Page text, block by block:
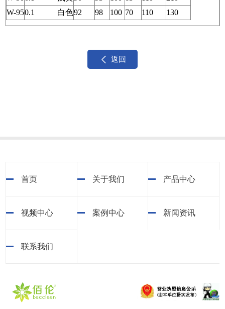
W-950.1 白色92 98 100 70 110 130
返回
首页 关于我们 产品中心
视频中心 案例中心 新闻资讯
联系我们